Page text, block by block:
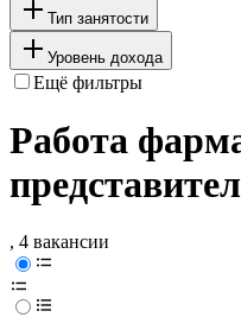
Тип занятости
Уровень дохода
Ещё фильтры
Работа
, 4 вакансии